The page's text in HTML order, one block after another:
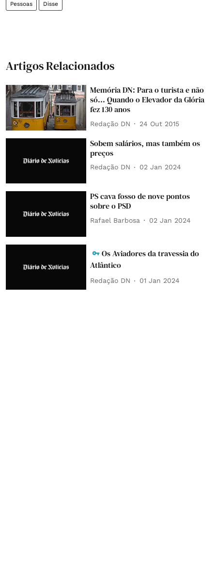
Pessoas Disse
Artigos Relacionados
Memória DN: Para o turista e não
só... Quando o Elevador da Glória
fez 130 anos
Redação DN 24 Out 2015
Sobem salários, mas também os
preços
Redação DN 02 Jan 2024
PS cava fosso de nove pontos
sobre o PSD
Rafael Barbosa 02 Jan 2024
Os Aviadores da travessia do
Atlântico
Redação DN 01 Jan 2024